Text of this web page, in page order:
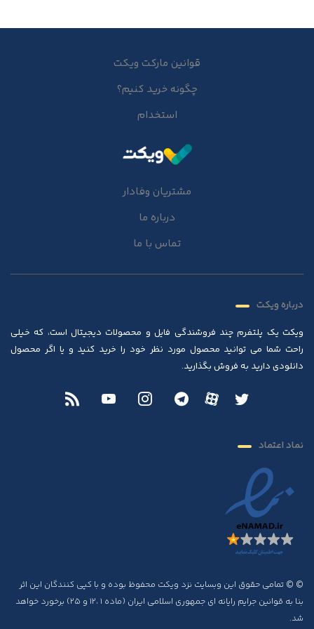
قوانین مارکت ویکت
چگونه خرید کنیم؟
استخدام
مشتریان وفادار
درباره ما
تماس با ما
درباره ویکت
ویکت یک پلتفرم چند فروشندگی فایل و محصولات دیجیتال است، که خیلی
راحت شما می توانید محصول مورد نظر خود را خرید کنید و یا اگر محصول
دانلودی دارید به فروش بگذارید.
نماد اعتماد
© © تمامی حقوق این وبسایت نزد ویکت محفوظ بوده و با کپی کنندگان این اثر
بنا به قوانین جرایم رایانه ای جمهوری اسلامی ایران (ماده ۱ ،۱۲ و ۲۵) برخورد خواهد
شد.